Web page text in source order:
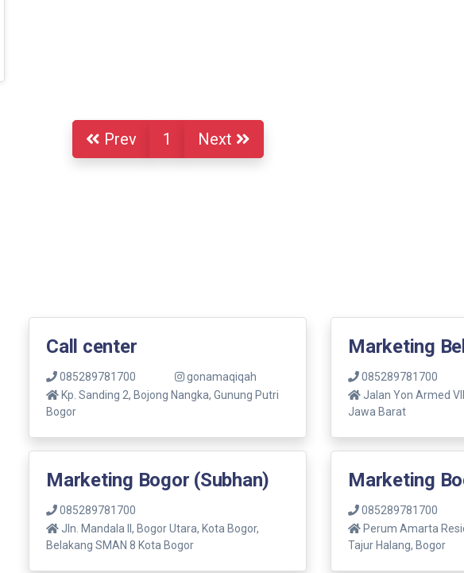
Prev 1 Next
Call center
085289781700
gonamaqiqah
Kp. Sanding 2, Bojong Nangka, Gunung Putri
Bogor
Marketing
085289781700
Jalan Yon Armed
Jawa Barat
Marketing Bogor (Subhan)
085289781700
Jln. Mandala ll, Bogor Utara, Kota Bogor,
Belakang SMAN 8 Kota Bogor
Marketing
085289781700
Perum Amarta
Tajur Halang, Bogor